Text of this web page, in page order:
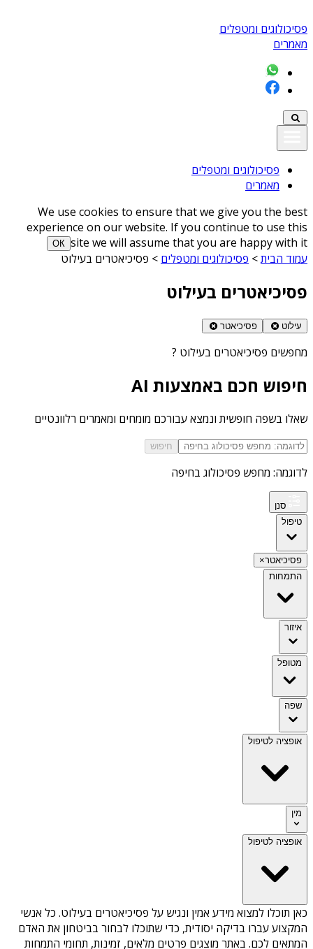
פסיכולוגים ומטפלים
מאמרים
פסיכולוגים ומטפלים
מאמרים
We use cookies to ensure that we give you the best
experience on our website. If you continue to use this
site we will assume that you are happy with it
ОК
עמוד הבית> פסיכולוגים ומטפלים > פסיכיאטרים בעילוט
פסיכיאטרים בעילוט
עילוט פסיכיאטר
מחפשים פסיכיאטרים בעילוט ?
חיפוש חכם באמצעות AI
שאלו בשפה חופשית ונמצא עבורכם מומחים ומאמרים רלוונטיים
חיפוש
לדוגמה: מחפש פסיכולוג בחיפה
סנן
טיפול
פסיכיאטר×
התמחות
איזור
מטופל
שפה
אופציה לטיפול
מין
אופציה לטיפול
כאן תוכלו למצוא מידע אמין ונגיש על פסיכיאטרים בעילוט. כל אנשי
המקצוע עברו בדיקה יסודית, כדי שתוכלו לבחור בביטחון את האדם
המתאים לכם. באתר מוצגים פרטים מלאים, זמינות, תחומי התמחות